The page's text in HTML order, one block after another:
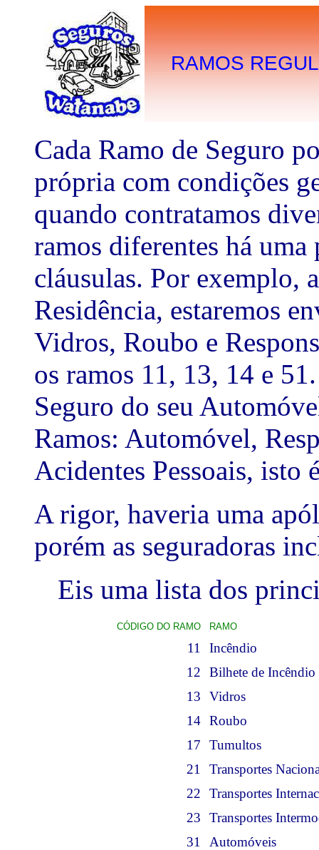
RAMOS
Cada Ramo de Seguro
própria com condições
quando contratamos
ramos diferentes há
cláusulas. Por exemplo,
Residência, estaremos
Vidros, Roubo e
os ramos 11, 13, 14 e
Seguro do seu
Ramos: Automóvel,
Acidentes Pessoais, isto
A rigor, haveria uma
porém as seguradoras
Eis uma lista dos
CÓDIGO DO RAMO RAMO
11
Incêndio
12
Bilhete de Incêndio
13
Vidros
14 Roubo
17
Tumultos
21
Transportes
22
Transportes
23
Transportes
31
Automóveis